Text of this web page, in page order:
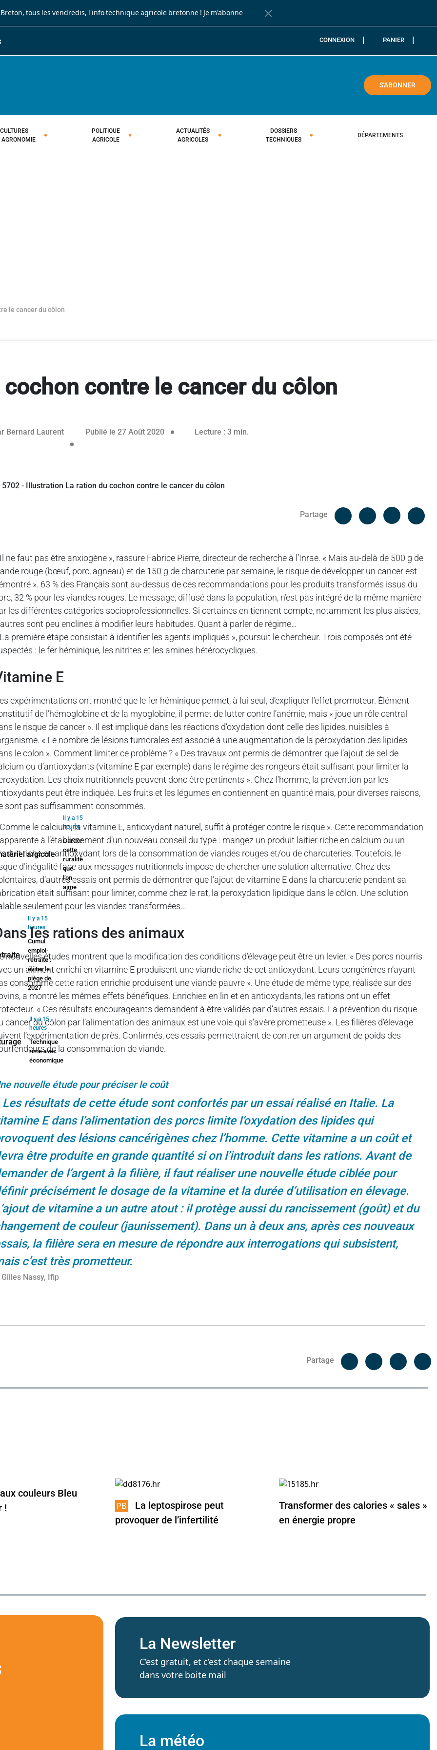
, tous les vendredis, l'info technique agricole bretonne ! Je m'abonne
Fermer la barre de notification
CONNEXION PANIER
S'ABONNER
CULTURES
AGRONOMIE
POLITIQUE
AGRICOLE
ACTUALITÉS
AGRICOLES
DOSSIERS
TECHNIQUES
DÉPARTEMENTS
le cancer du côlon
cochon contre le cancer du côlon
Bernard Laurent Publié le 27 Août 2020 Lecture : 3 min.
Partage
Facebook
ne faut pas être anxiogène », rassure Fabrice Pierre, directeur de recherche à l’Inrae. « Mais au-delà de 500 g de
rouge (bœuf, porc, agneau) et de 150 g de charcuterie par semaine, le risque de développer un cancer est
». 63 % des Français sont au-dessus de ces recommandations pour les produits transformés issus du
32 % pour les viandes rouges. Le message, diffusé dans la population, n’est pas intégré de la même manière
les différentes catégories socioprofessionnelles. Si certaines en tiennent compte, notamment les plus aisées,
sont peu enclines à modifier leurs habitudes. Quant à parler de régime…
première étape consistait à identifier les agents impliqués », poursuit le chercheur. Trois composés ont été
: le fer héminique, les nitrites et les amines hétérocycliques.
E
expérimentations ont montré que le fer héminique permet, à lui seul, d’expliquer l’effet promoteur. Élément
de l’hémoglobine et de la myoglobine, il permet de lutter contre l’anémie, mais « joue un rôle central
le risque de cancer ». Il est impliqué dans les réactions d’oxydation dont celle des lipides, nuisibles à
« Le nombre de lésions tumorales est associé à une augmentation de la péroxydation des lipides
le colon ». Comment limiter ce problème ? « Des travaux ont permis de démontrer que l’ajout de sel de
ou d’antioxydants (vitamine E par exemple) dans le régime des rongeurs était suffisant pour limiter la
Les choix nutritionnels peuvent donc être pertinents ». Chez l’homme, la prévention par les
peut être indiquée. Les fruits et les légumes en contiennent en quantité mais, pour diverses raisons,
sont pas suffisamment consommés.
le calcium, la vitamine E, antioxydant naturel, suffit à protéger contre le risque ». Cette recommandation
à l’établissement d’un nouveau conseil du type : mangez un produit laitier riche en calcium ou un
riche en antioxydant lors de la consommation de viandes rouges et/ou de charcuteries. Toutefois, le
d’inégalité face aux messages nutritionnels impose de chercher une solution alternative. Chez des
d’autres essais ont permis de démontrer que l’ajout de vitamine E dans la charcuterie pendant sa
était suffisant pour limiter, comme chez le rat, la peroxydation lipidique dans le côlon. Une solution
seulement pour les viandes transformées…
les rations des animaux
nouvelles études montrent que la modification des conditions d’élevage peut être un levier. « Des porcs nourris
un aliment enrichi en vitamine E produisent une viande riche de cet antioxydant. Leurs congénères n’ayant
consommé cette ration enrichie produisent une viande pauvre ». Une étude de même type, réalisée sur des
a montré les mêmes effets bénéfiques. Enrichies en lin et en antioxydants, les rations ont un effet
« Ces résultats encourageants demandent à être validés par d’autres essais. La prévention du risque
cancer du côlon par l’alimentation des animaux est une voie qui s’avère prometteuse ». Les filières d’élevage
l’expérimentation de près. Confirmés, ces essais permettraient de contrer un argument de poids des
de la consommation de viande.
nouvelle étude pour préciser le coût
Les résultats de cette étude sont confortés par un essai réalisé en Italie. La
E dans l’alimentation des porcs limite l’oxydation des lipides qui
des lésions cancérigènes chez l’homme. Cette vitamine a un coût et
être produite en grande quantité si on l’introduit dans les rations. Avant de
de l’argent à la filière, il faut réaliser une nouvelle étude ciblée pour
précisément le dosage de la vitamine et la durée d’utilisation en élevage.
de vitamine a un autre atout : il protège aussi du rancissement (goût) et du
de couleur (jaunissement). Dans un à deux ans, après ces nouveaux
la filière sera en mesure de répondre aux interrogations qui subsistent,
c’est très prometteur.
Gilles Nassy, Ifip
Partage
Facebook
Il y a 15
heures
Garder
cette
ruralité
que
l’on
aime
Il y a 15
heures
Cumul
emploi-
retraite :
éviter le
piège de
2027
Il y a 15
heures
Technique
rime avec
économique
couleurs Bleu
!
La leptospirose peut
provoquer de l’infertilité
Transformer des calories « sales »
en énergie propre
La Newsletter
C’est gratuit, et c’est chaque semaine
dans votre boite mail
La météo